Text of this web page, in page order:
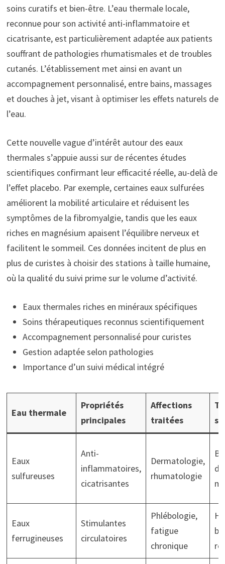
soins curatifs et bien-être. L’eau thermale locale,
reconnue pour son activité anti-inflammatoire et
cicatrisante, est particulièrement adaptée aux patients
souffrant de pathologies rhumatismales et de troubles
cutanés. L’établissement met ainsi en avant un
accompagnement personnalisé, entre bains, massages
et douches à jet, visant à optimiser les effets naturels de
l’eau.
Cette nouvelle vague d’intérêt autour des eaux
thermales s’appuie aussi sur de récentes études
scientifiques confirmant leur efficacité réelle, au-delà de
l’effet placebo. Par exemple, certaines eaux sulfurées
améliorent la mobilité articulaire et réduisent les
symptômes de la fibromyalgie, tandis que les eaux
riches en magnésium apaisent l’équilibre nerveux et
facilitent le sommeil. Ces données incitent de plus en
plus de curistes à choisir des stations à taille humaine,
où la qualité du suivi prime sur le volume d’activité.
Eaux thermales riches en minéraux spécifiques
Soins thérapeutiques reconnus scientifiquement
Accompagnement personnalisé pour curistes
Gestion adaptée selon pathologies
Importance d’un suivi médical intégré
Eau thermale
Propriétés
principales
Affections
traitées
Eaux
sulfureuses
Anti-
inflammatoires,
cicatrisantes
Dermatologie,
rhumatologie
Eaux
ferrugineuses
Stimulantes
circulatoires
Phlébologie,
fatigue
chronique